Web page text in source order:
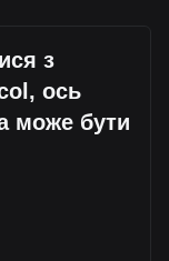
підтримки
залишається
активи
з
ось
може бути